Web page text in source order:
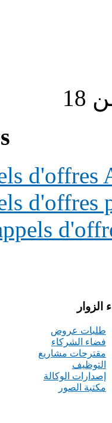
d'offres
d'offres
الزوار
طلبات عروض
فضاء الشركاء
مقترحات مشاريع
التوظيف
إصدارات الوكالة
مكتبة الصور